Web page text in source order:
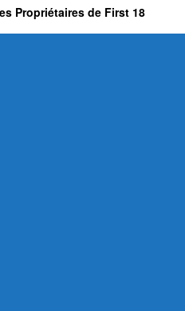
Propriétaires de First 18